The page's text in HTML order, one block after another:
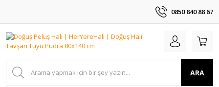
0850 840 88 67
ARA